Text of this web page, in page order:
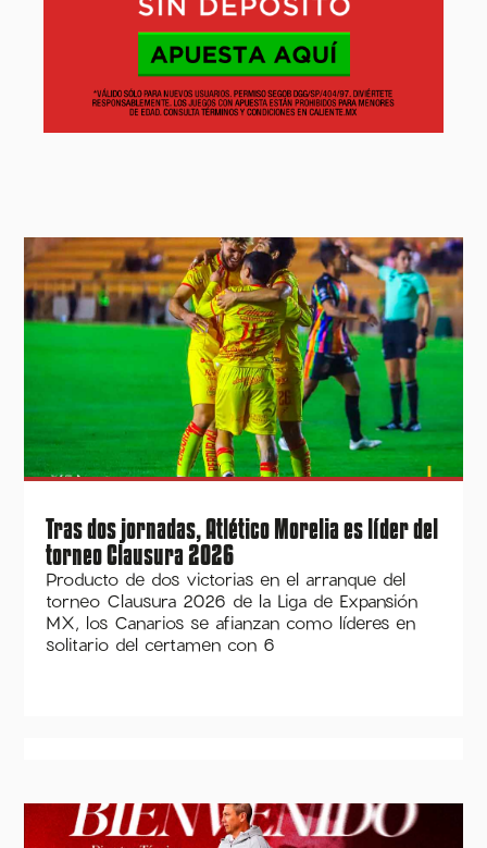
Tras dos jornadas, Atlético Morelia es líder del
torneo Clausura 2026
Producto de dos victorias en el arranque del
torneo Clausura 2026 de la Liga de Expansión
MX, los Canarios se afianzan como líderes en
solitario del certamen con 6